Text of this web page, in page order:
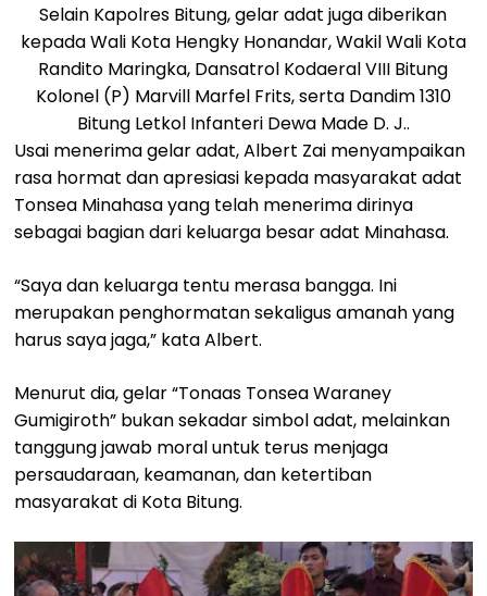
Selain Kapolres Bitung, gelar adat juga diberikan
kepada Wali Kota Hengky Honandar, Wakil Wali Kota
Randito Maringka, Dansatrol Kodaeral VIII Bitung
Kolonel (P) Marvill Marfel Frits, serta Dandim 1310
Bitung Letkol Infanteri Dewa Made D. J..
Usai menerima gelar adat, Albert Zai menyampaikan
rasa hormat dan apresiasi kepada masyarakat adat
Tonsea Minahasa yang telah menerima dirinya
sebagai bagian dari keluarga besar adat Minahasa.
“Saya dan keluarga tentu merasa bangga. Ini
merupakan penghormatan sekaligus amanah yang
harus saya jaga,” kata Albert.
Menurut dia, gelar “Tonaas Tonsea Waraney
Gumigiroth” bukan sekadar simbol adat, melainkan
tanggung jawab moral untuk terus menjaga
persaudaraan, keamanan, dan ketertiban
masyarakat di Kota Bitung.